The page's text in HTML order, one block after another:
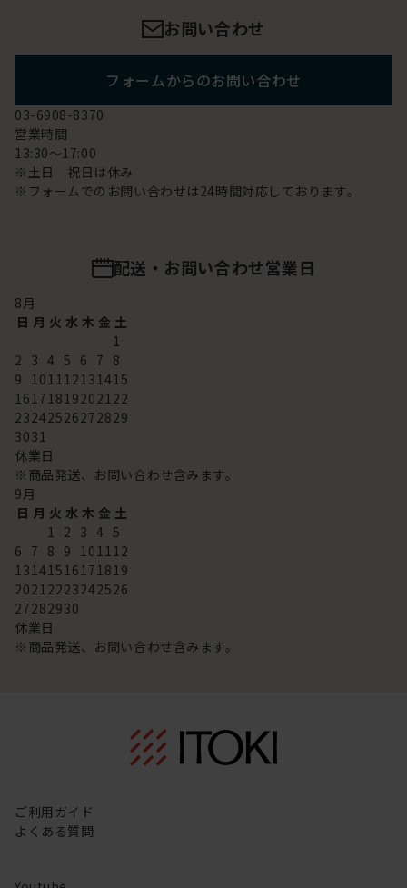
お問い合わせ
フォームからのお問い合わせ
03-6908-8370
営業時間
13:30～17:00
※土日 祝日は休み
※フォームでのお問い合わせは24時間対応しております。
配送・お問い合わせ営業日
8月
日 月 火 水 木 金 土
1
2 3 4 5 6 7 8
9 101112131415
16171819202122
23242526272829
3031
休業日
※商品発送、お問い合わせ含みます。
9月
日 月 火 水 木 金 土
1 2 3 4 5
6 7 8 9 101112
13141516171819
20212223242526
27282930
休業日
※商品発送、お問い合わせ含みます。
ご利用ガイド
よくある質問